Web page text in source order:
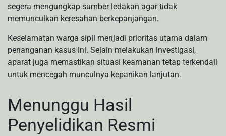
segera mengungkap sumber ledakan agar tidak
memunculkan keresahan berkepanjangan.
Keselamatan warga sipil menjadi prioritas utama dalam
penanganan kasus ini. Selain melakukan investigasi,
aparat juga memastikan situasi keamanan tetap terkendali
untuk mencegah munculnya kepanikan lanjutan.
Menunggu Hasil
Penyelidikan Resmi